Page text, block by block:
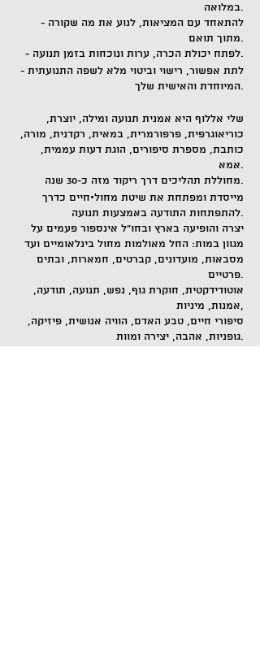
במלואה.
- להתאחד עם המציאות, לנוע את מה שקורה
מתוך תואם.
- לפתח יכולת הכרה, ערות ונוכחות בזמן תנועה.
- לתת אפשור, רישוי וביטוי מלא לשפה התנועתית
המיוחדת והאישית שלך.
שלי אללוף היא אמנית תנועה ומילה, יוצרת,
כוריאוגרפית, פרפורמרית, במאית, רקדנית, מורה,
כותבת, מספרת סיפורים, הוגת דעות עממית,
אמא.
מחוללת תהליכים דרך ריקוד מזה כ-30 שנה.
מייסדת ומפתחת את שיטת מחול•חיים כדרך
להתפתחות התודעה באמצעות תנועה.
יצרה והופיעה בארץ ובחו"ל אינספור פעמים על
מגוון במות: החל מאולמות מחול בינלאומיים ועד
מסבאות, מועדונים, קברטים, חמארות, ובתים
פרטיים.
אוטודידקטית, חוקרת גוף, נפש, תנועה, תודעה,
אמנות, מיניות,
סיפורי חיים, טבע האדם, הוויה אנושית, פיזיקה,
גופניות, אהבה, יצירה ומוות.